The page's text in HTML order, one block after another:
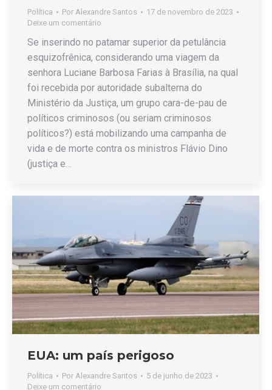
Política Por Alexandre Santos
17 de novembro de 2023
Deixe um comentário
Se inserindo no patamar superior da petulância
esquizofrênica, considerando uma viagem da
senhora Luciane Barbosa Farias à Brasília, na qual
foi recebida por autoridade subalterna do
Ministério da Justiça, um grupo cara-de-pau de
políticos criminosos (ou seriam criminosos
políticos?) está mobilizando uma campanha de
vida e de morte contra os ministros Flávio Dino
(justiça e…
EUA: um país perigoso
Política Por Alexandre Santos
5 de junho de 2023
Deixe um comentário